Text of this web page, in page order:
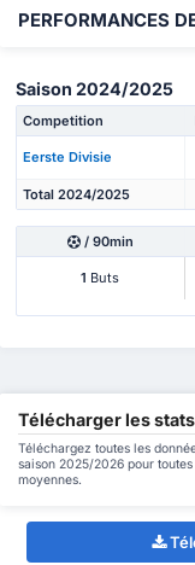
PERFORMANCES
Saison 2024/2025
Competition
Eerste Divisie
Total 2024/2025
/ 90min
1 Buts
Télécharger les
Téléchargez toutes les
saison 2025/2026 pour
moyennes.